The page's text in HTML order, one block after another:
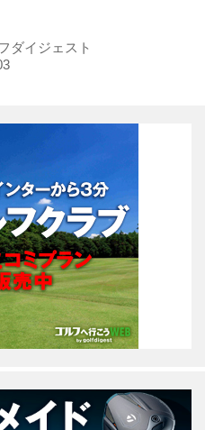
を目指す佐伯三貴プロ
っしり詰まっていた。
ダイジェスト